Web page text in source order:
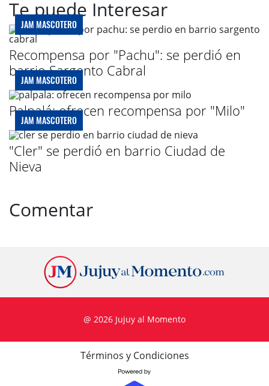
Te puede Interesar
JAM MASCOTERO
Recompensa por "Pachu": se perdió en
barrio Sargento Cabral
JAM MASCOTERO
Palpalá: ofrecen recompensa por "Milo"
JAM MASCOTERO
"Cler" se perdió en barrio Ciudad de
Nieva
Comentar
@ 2026 Jujuy al Momento
Términos y Condiciones